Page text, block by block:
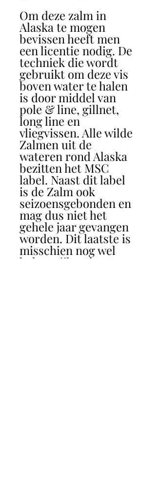
Om deze zalm in
Alaska te mogen
bevissen heeft men
een licentie nodig. De
techniek die wordt
gebruikt om deze vis
boven water te halen
is door middel van
pole & line, gillnet,
long line en
vliegvissen. Alle wilde
Zalmen uit de
wateren rond Alaska
bezitten het MSC
label. Naast dit label
is de Zalm ook
seizoensgebonden en
mag dus niet het
gehele jaar gevangen
worden. Dit laatste is
misschien nog wel
belangrijker dan een